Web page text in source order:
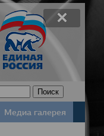
Медиа галерея